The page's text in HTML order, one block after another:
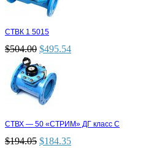
СТВК 1 5015
$504.00 $495.54
СТВХ — 50 «СТРИМ» ДГ класс С
$194.05 $184.35